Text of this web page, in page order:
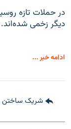
در حملات تازه
دیگر زخمی شده‌اند.
ادامه خبر ...
شریک ساختن